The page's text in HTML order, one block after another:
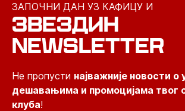
ЗАПОЧНИ ДАН УЗ КАФИЦУ И
ЗВЕЗДИН
NEWSLETTER
Не пропусти најважније новости
дешавањима и промоцијама твог
клуба!